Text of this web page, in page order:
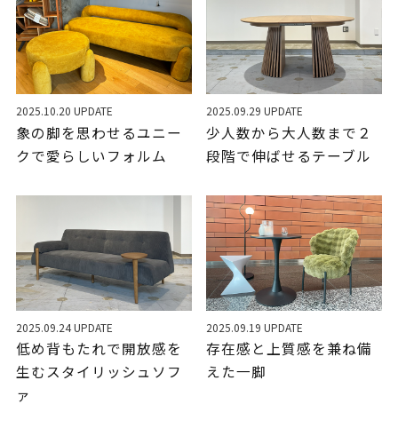
2025.10.20 UPDATE
象の脚を思わせるユニー
クで愛らしいフォルム
2025.09.29 UPDATE
少人数から大人数まで２
段階で伸ばせるテーブル
2025.09.24 UPDATE
低め背もたれで開放感を
生むスタイリッシュソフ
ァ
2025.09.19 UPDATE
存在感と上質感を兼ね備
えた一脚